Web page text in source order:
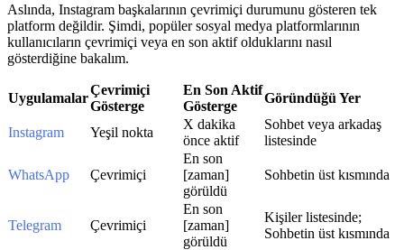
Aslında, Instagram başkalarının çevrimiçi durumunu gösteren tek
platform değildir. Şimdi, popüler sosyal medya platformlarının
kullanıcıların çevrimiçi veya en son aktif olduklarını nasıl
gösterdiğine bakalım.
Uygulamalar
Çevrimiçi
Gösterge
En Son Aktif
Gösterge
Göründüğü Yer
Instagram Yeşil nokta
X dakika
önce aktif
Sohbet veya arkadaş
listesinde
WhatsApp Çevrimiçi
En son
[zaman]
görüldü
Sohbetin üst kısmında
Telegram Çevrimiçi
En son
[zaman]
görüldü
Kişiler listesinde;
Sohbetin üst kısmında